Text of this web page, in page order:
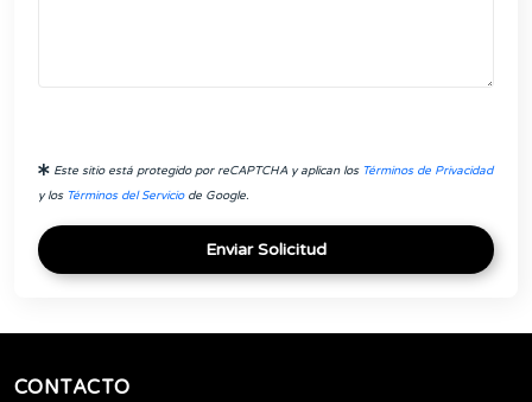
Este sitio está protegido por reCAPTCHA y aplican los Términos de Privacidad
y los Términos del Serviciode Google.
Enviar Solicitud
CONTACTO